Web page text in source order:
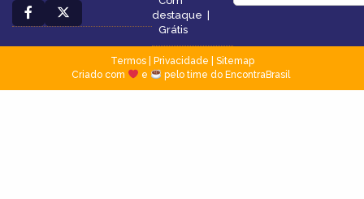
destaque |
Grátis
Termos| Privacidade
Sitemap
Criado com
e pelo time do EncontraBrasil